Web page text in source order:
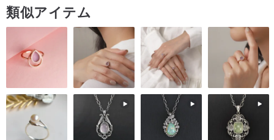
類似アイテム